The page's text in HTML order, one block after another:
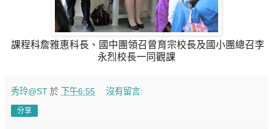
課程科詹雅惠科長、國中團領召曾育宗校長及國小團總召李
永烈校長一同觀課
秀玲@ST 於 下午6:55 沒有留言:
分享